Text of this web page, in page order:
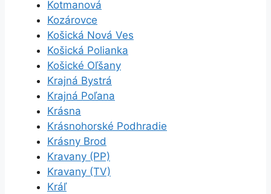
Kotmanová
Kozárovce
Košická Nová Ves
Košická Polianka
Košické Oľšany
Krajná Bystrá
Krajná Poľana
Krásna
Krásnohorské Podhradie
Krásny Brod
Kravany (PP)
Kravany (TV)
Kráľ